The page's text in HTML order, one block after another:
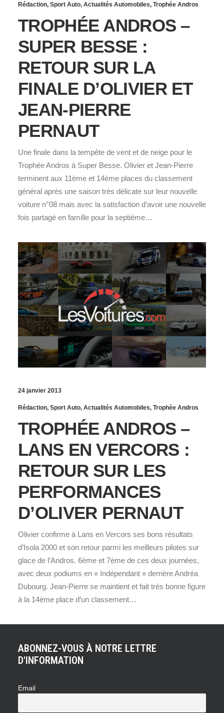
Rédaction, Sport Auto, Actualités Automobiles, Trophée Andros
TROPHÉE ANDROS –
SUPER BESSE :
RETOUR SUR LA
FINALE D’OLIVIER ET
JEAN-PIERRE
PERNAUT
Une finale dans la tempête de vent et de neige pour le
Trophée Andros à Super Besse. Olivier et Jean-Pierre
terminent aux 11ème et 14ème places du classement
général après une saison très délicate sur leur nouvelle
voiture n°08 mais avec la satisfaction d’avoir une nouvelle
fois partagé en famille pour la septième…
24 janvier 2013
Rédaction, Sport Auto, Actualités Automobiles, Trophée Andros
TROPHÉE ANDROS –
LANS EN VERCORS :
RETOUR SUR LES
PERFORMANCES
D’OLIVER PERNAUT
Olivier confirme à Lans en Vercors ses bons résultats
d’Isola 2000 et son retour parmi les meilleurs pilotes sur
glace de l’Andros. 6ème et 7ème de ces deux journées,
avec deux podiums en « Indépendant » derrière Andréa
Dubourg. Jean-Pierre se maintient et fait très bonne figure
à la 14ème place d’un classement…
ABONNEZ-VOUS À NOTRE LETTRE
D'INFORMATION
Email